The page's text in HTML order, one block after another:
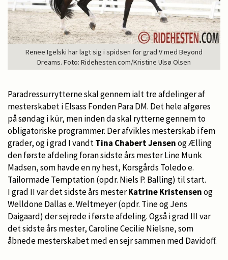
Renee Igelski har lagt sig i spidsen for grad V med Beyond
Dreams. Foto: Ridehesten.com/Kristine Ulsø Olsen
Paradressurrytterne skal gennem ialt tre afdelinger af
mesterskabet i Elsass Fonden Para DM. Det hele afgøres
på søndag i kür, men inden da skal rytterne gennem to
obligatoriske programmer. Der afvikles mesterskab i fem
grader, og i grad I vandtTina Chabert Jensenog Ælling
den første afdeling foran sidste års mester Line Munk
Madsen, som havde en ny hest, Korsgårds Toledo e.
Tailormade Temptation (opdr. Niels P. Balling) til start.
I grad II var det sidste års mesterKatrine Kristensenog
Welldone Dallas e. Weltmeyer (opdr. Tine og Jens
Daigaard) der sejrede i første afdeling. Også i grad III var
det sidste års mester, Caroline Cecilie Nielsne, som
åbnede mesterskabet med en sejr sammen med Davidoff.